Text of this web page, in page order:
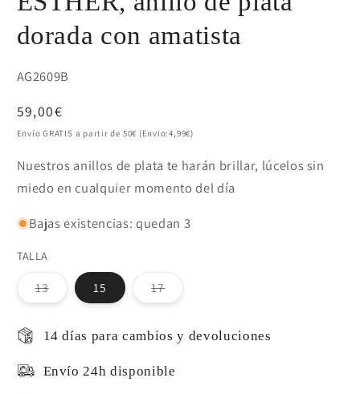
dorada con amatista
SKU:
AG2609B
Precio
habitual
59,00€
Envío GRATIS a partir de 50€ (Envio:4,99€)
Nuestros anillos de plata te harán brillar, lúcelos sin
miedo en cualquier momento del día
Bajas existencias: quedan 3
TALLA
13Variante
agotada
disponible
15 17Variante
disponible
14 días para cambios y devoluciones
Envío 24h disponible